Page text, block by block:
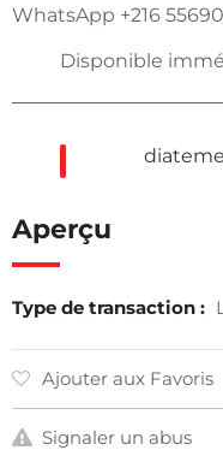
WhatsApp +216
Disponible immé
Aperçu
Type de transaction :
Ajouter aux Favoris
Signaler un abus